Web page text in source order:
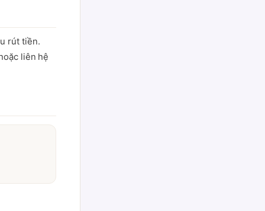
rút tiền.
liên hệ